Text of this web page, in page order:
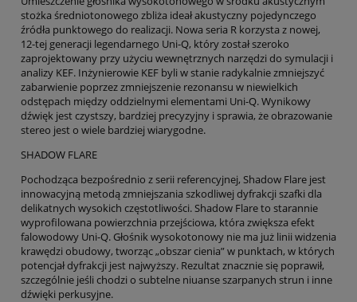
stożka średniotonowego zbliża ideał akustyczny pojedynczego
źródła punktowego do realizacji. Nowa seria R korzysta z nowej,
12-tej generacji legendarnego Uni-Q, który został szeroko
zaprojektowany przy użyciu wewnętrznych narzędzi do symulacji i
analizy KEF. Inżynierowie KEF byli w stanie radykalnie zmniejszyć
zabarwienie poprzez zmniejszenie rezonansu w niewielkich
odstępach między oddzielnymi elementami Uni-Q. Wynikowy
dźwięk jest czystszy, bardziej precyzyjny i sprawia, że obrazowanie
stereo jest o wiele bardziej wiarygodne.
SHADOW FLARE
Pochodząca bezpośrednio z serii referencyjnej, Shadow Flare jest
innowacyjną metodą zmniejszania szkodliwej dyfrakcji szafki dla
delikatnych wysokich częstotliwości. Shadow Flare to starannie
wyprofilowana powierzchnia przejściowa, która zwiększa efekt
falowodowy Uni-Q. Głośnik wysokotonowy nie ma już linii widzenia
krawędzi obudowy, tworząc „obszar cienia” w punktach, w których
potencjał dyfrakcji jest najwyższy. Rezultat znacznie się poprawił,
szczególnie jeśli chodzi o subtelne niuanse szarpanych strun i inne
dźwięki perkusyjne.